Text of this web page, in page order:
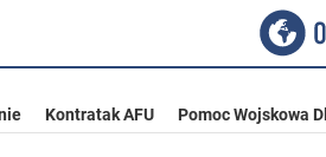
Kontratak AFU Pomoc Wojskowa